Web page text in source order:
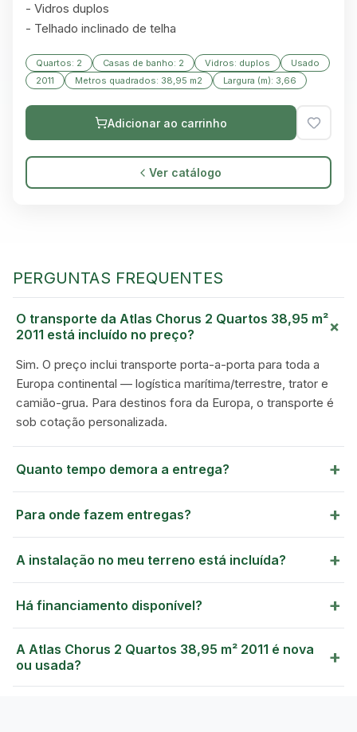
GREEN VILLAGE
- Vidros duplos
- Telhado inclinado de telha
Quartos: 2 Casas de banho: 2 Vidros: duplos
Usado
2011
Metros quadrados: 38,95 m2 Largura (m): 3,66
Adicionar ao carrinho
Ver catálogo
PERGUNTAS FREQUENTES
O transporte da Atlas Chorus 2 Quartos 38,95 m²
2011 está incluído no preço?
+
Sim. O preço inclui transporte porta-a-porta para toda a
Europa continental — logística marítima/terrestre, trator e
camião-grua. Para destinos fora da Europa, o transporte é
sob cotação personalizada.
Quanto tempo demora a entrega? +
Para onde fazem entregas? +
A instalação no meu terreno está incluída? +
Há financiamento disponível? +
A Atlas Chorus 2 Quartos 38,95 m² 2011 é nova
ou usada?
+